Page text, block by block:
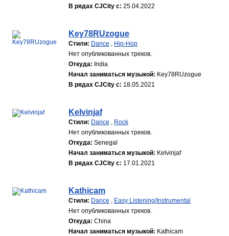
В рядах CJCity с: 25.04.2022
Key78RUzogue
Стили: Dance , Hip-Hop
Нет опубликованных треков.
Откуда: India
Начал заниматься музыкой: Key78RUzogue
В рядах CJCity с: 18.05.2021
Kelvinjaf
Стили: Dance , Rock
Нет опубликованных треков.
Откуда: Senegal
Начал заниматься музыкой: Kelvinjaf
В рядах CJCity с: 17.01.2021
Kathicam
Стили: Dance , Easy Listening/Instrumental
Нет опубликованных треков.
Откуда: China
Начал заниматься музыкой: Kathicam